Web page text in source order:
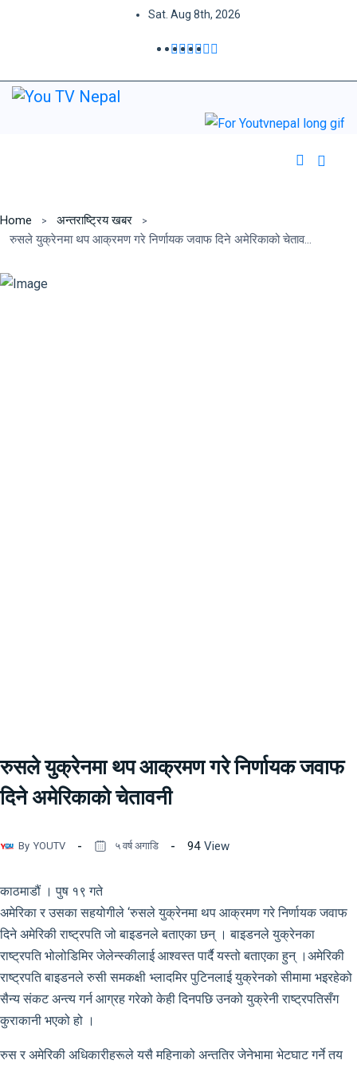
Sat. Aug 8th, 2026
Home
अन्तराष्ट्रिय खबर
रुसले युक्रेनमा थप आक्रमण गरे निर्णायक जवाफ दिने अमेरिकाको चेतावनी
रुसले युक्रेनमा थप आक्रमण गरे निर्णायक जवाफ
दिने अमेरिकाको चेतावनी
By YOUTV ५ वर्ष अगाडि 94 View
काठमाडौं । पुष १९ गते
अमेरिका र उसका सहयोगीले ‘रुसले युक्रेनमा थप आक्रमण गरे निर्णायक जवाफ
दिने अमेरिकी राष्ट्रपति जो बाइडनले बताएका छन् । बाइडनले युक्रेनका
राष्ट्रपति भोलोडिमिर जेलेन्स्कीलाई आश्वस्त पार्दै यस्तो बताएका हुन् ।अमेरिकी
राष्ट्रपति बाइडनले रुसी समकक्षी भ्लादमिर पुटिनलाई युक्रेनको सीमामा भइरहेको
सैन्य संकट अन्त्य गर्न आग्रह गरेको केही दिनपछि उनको युक्रेनी राष्ट्रपतिसँग
कुराकानी भएको हो ।
रुस र अमेरिकी अधिकारीहरूले यसै महिनाको अन्ततिर जेनेभामा भेटघाट गर्ने तय